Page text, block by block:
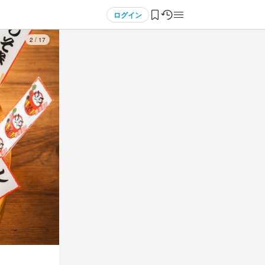
ログイン
3 / 17
前払いOK
転勤なし
)